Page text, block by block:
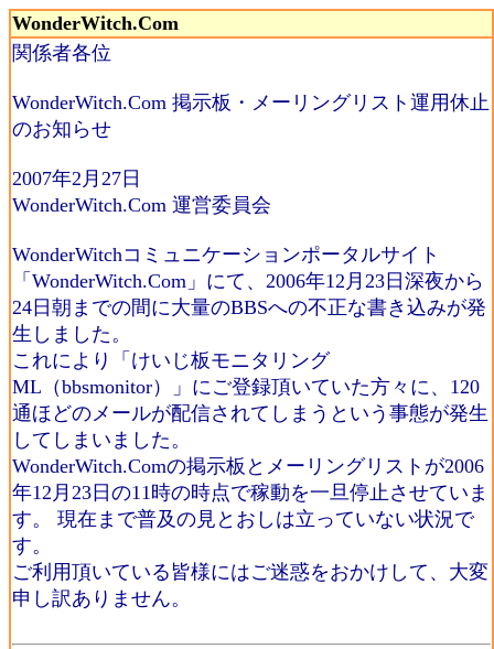
WonderWitch.Com
関係者各位
WonderWitch.Com 掲示板・メーリングリスト運用休止
のお知らせ
2007年2月27日
WonderWitch.Com 運営委員会
WonderWitchコミュニケーションポータルサイト
「WonderWitch.Com」にて、2006年12月23日深夜から
24日朝までの間に大量のBBSへの不正な書き込みが発
生しました。
これにより「けいじ板モニタリング
ML（bbsmonitor）」にご登録頂いていた方々に、120
通ほどのメールが配信されてしまうという事態が発生
してしまいました。
WonderWitch.Comの掲示板とメーリングリストが2006
年12月23日の11時の時点で稼動を一旦停止させていま
す。 現在まで普及の見とおしは立っていない状況で
す。
ご利用頂いている皆様にはご迷惑をおかけして、大変
申し訳ありません。